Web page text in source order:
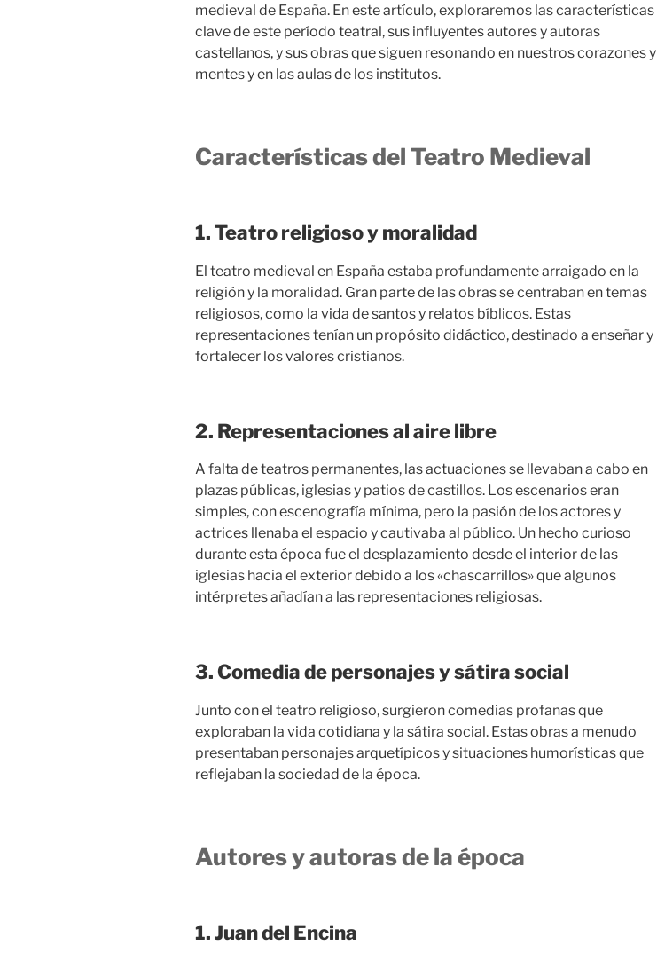
medieval de España. En este artículo, exploraremos las características
clave de este período teatral, sus influyentes autores y autoras
castellanos, y sus obras que siguen resonando en nuestros corazones y
mentes y en las aulas de los institutos.
Características del Teatro Medieval
1. Teatro religioso y moralidad
El teatro medieval en España estaba profundamente arraigado en la
religión y la moralidad. Gran parte de las obras se centraban en temas
religiosos, como la vida de santos y relatos bíblicos. Estas
representaciones tenían un propósito didáctico, destinado a enseñar y
fortalecer los valores cristianos.
2. Representaciones al aire libre
A falta de teatros permanentes, las actuaciones se llevaban a cabo en
plazas públicas, iglesias y patios de castillos. Los escenarios eran
simples, con escenografía mínima, pero la pasión de los actores y
actrices llenaba el espacio y cautivaba al público. Un hecho curioso
durante esta época fue el desplazamiento desde el interior de las
iglesias hacia el exterior debido a los «chascarrillos» que algunos
intérpretes añadían a las representaciones religiosas.
3. Comedia de personajes y sátira social
Junto con el teatro religioso, surgieron comedias profanas que
exploraban la vida cotidiana y la sátira social. Estas obras a menudo
presentaban personajes arquetípicos y situaciones humorísticas que
reflejaban la sociedad de la época.
Autores y autoras de la época
1. Juan del Encina